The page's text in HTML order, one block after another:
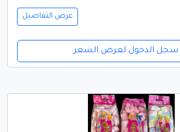
عرض التفاصيل
سجل الدخول لعرض السعر